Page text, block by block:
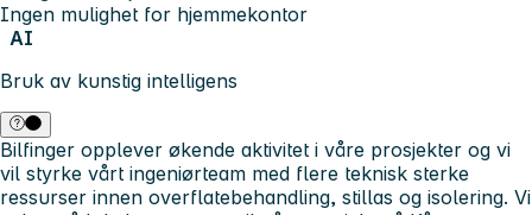
Ingen mulighet for hjemmekontor
AI
Bruk av kunstig intelligens
Bilfinger opplever økende aktivitet i våre prosjekter og vi
vil styrke vårt ingeniørteam med flere teknisk sterke
ressurser innen overflatebehandling, stillas og isolering. Vi